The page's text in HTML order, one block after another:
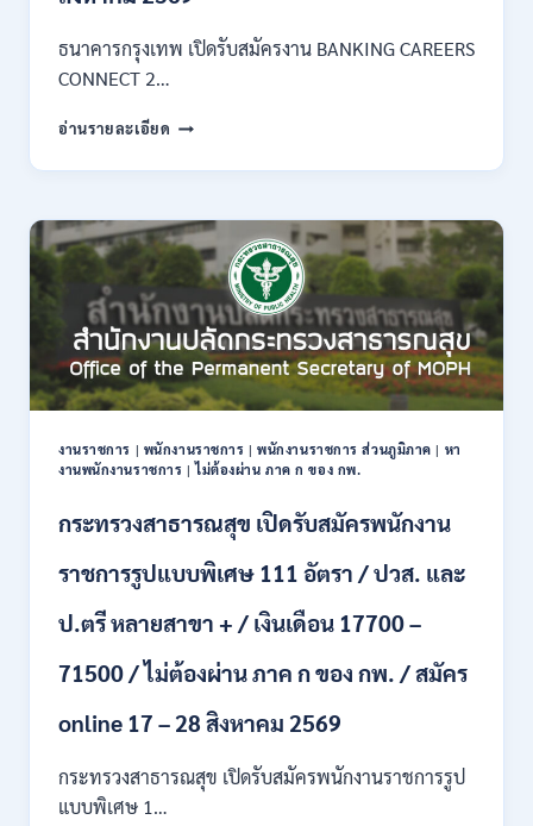
–
ธนาคารกรุงเทพ เปิดรับสมัครงาน BANKING CAREERS
CONNECT 2…
อ่านรายละเอียด ธนาคาร
เปิด
สมัคร
งาน
40
ตำแหน่ง
/
ปริญญา
ตรี
หลาย
ขึ้น
ไป
ยินดี
นักศึกษา
ใหม่
สมัคร
8
งานราชการ | พนักงานราชการ |พนักงานราชการ ส่วนภูมิภาค | หา
งานพนักงานราชการ |ไม่ต้องผ่าน ภาค ก ของ กพ.
กระทรวงสาธารณสุข เปิดรับสมัครพนักงาน
ราชการรูปแบบพิเศษ 111 อัตรา / ปวส. และ
ป.ตรี หลายสาขา + / เงินเดือน 17700 –
71500 / ไม่ต้องผ่าน ภาค ก ของ กพ. / สมัคร
online 17 – 28 สิงหาคม 2569
กระทรวงสาธารณสุข เปิดรับสมัครพนักงานราชการรูป
แบบพิเศษ 1…